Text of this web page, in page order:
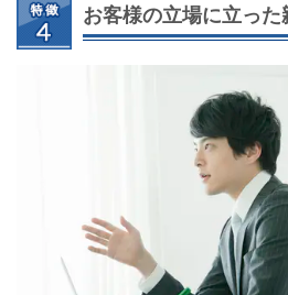
お客様の立場に立っ